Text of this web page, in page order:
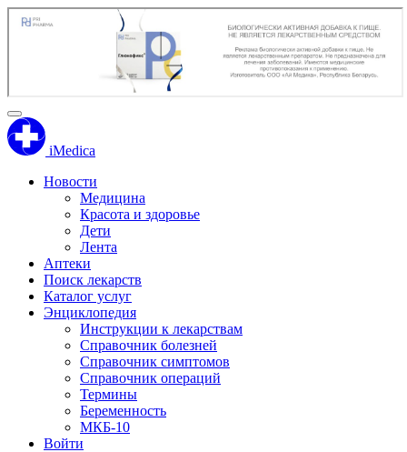
iMedica
Новости
Медицина
Красота и здоровье
Дети
Лента
Аптеки
Поиск лекарств
Каталог услуг
Энциклопедия
Инструкции к лекарствам
Справочник болезней
Справочник симптомов
Справочник операций
Термины
Беременность
МКБ-10
Войти